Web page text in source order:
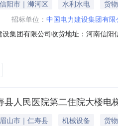
阳市｜浉河区 水利水电
货物
招标单位： 中国电力建设集团有限
设集团有限公司收货地址：河南信
牌型号采购量是否送样对供应商
县人民医院第二住院大楼
山市｜仁寿县 机械设备
货物